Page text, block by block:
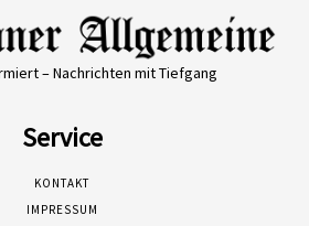
– Nachrichten mit Tiefgang
Service
KONTAKT
IMPRESSUM